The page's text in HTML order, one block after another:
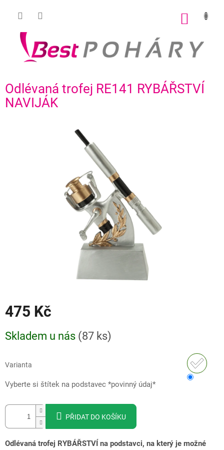
Odlévaná trofej RE141 RYBÁŘSTVÍ
NAVIJÁK
475 Kč
cena:
Skladem u nás (87 ks)
Varianta
Vyberte si štítek na podstavec *povinný údaj*
PŘIDAT DO KOŠÍKU
Odlévaná trofej RYBÁŘSTVÍ na podstavci, na který je možné